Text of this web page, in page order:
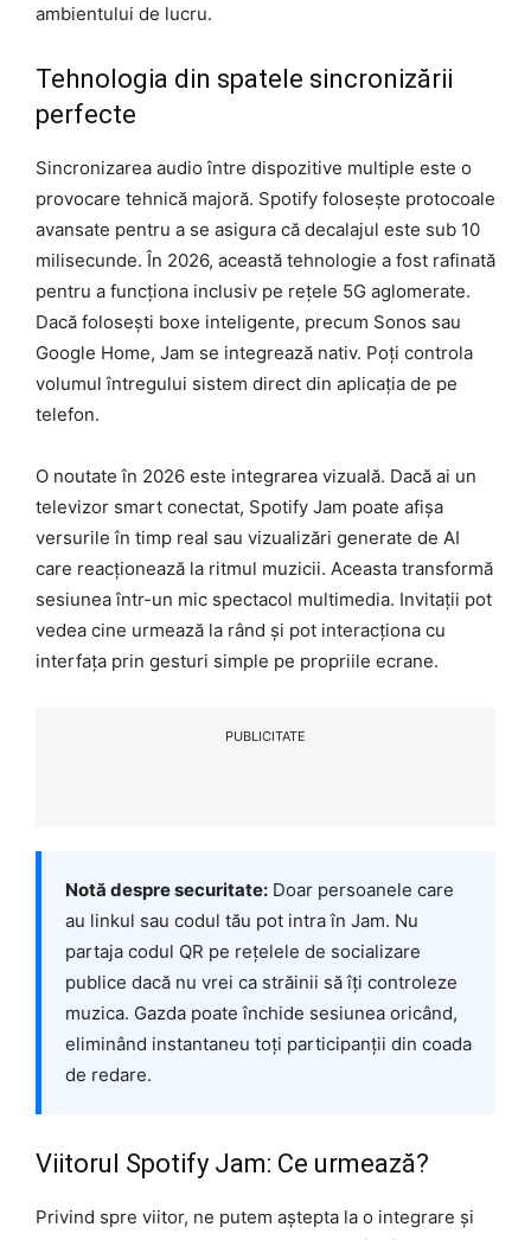
ambientului de lucru.
Tehnologia din spatele sincronizării
perfecte
Sincronizarea audio între dispozitive multiple este o
provocare tehnică majoră. Spotify folosește protocoale
avansate pentru a se asigura că decalajul este sub 10
milisecunde. În 2026, această tehnologie a fost rafinată
pentru a funcționa inclusiv pe rețele 5G aglomerate.
Dacă folosești boxe inteligente, precum Sonos sau
Google Home, Jam se integrează nativ. Poți controla
volumul întregului sistem direct din aplicația de pe
telefon.
O noutate în 2026 este integrarea vizuală. Dacă ai un
televizor smart conectat, Spotify Jam poate afișa
versurile în timp real sau vizualizări generate de AI
care reacționează la ritmul muzicii. Aceasta transformă
sesiunea într-un mic spectacol multimedia. Invitații pot
vedea cine urmează la rând și pot interacționa cu
interfața prin gesturi simple pe propriile ecrane.
PUBLICITATE
Notă despre securitate: Doar persoanele care
au linkul sau codul tău pot intra în Jam. Nu
partaja codul QR pe rețelele de socializare
publice dacă nu vrei ca străinii să îți controleze
muzica. Gazda poate închide sesiunea oricând,
eliminând instantaneu toți participanții din coada
de redare.
Viitorul Spotify Jam: Ce urmează?
Privind spre viitor, ne putem aștepta la o integrare și